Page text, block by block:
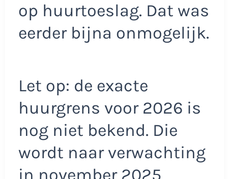
op huurtoeslag. Dat was
eerder bijna onmogelijk.
Let op: de exacte
huurgrens voor 2026 is
nog niet bekend. Die
wordt naar verwachting
in november 2025